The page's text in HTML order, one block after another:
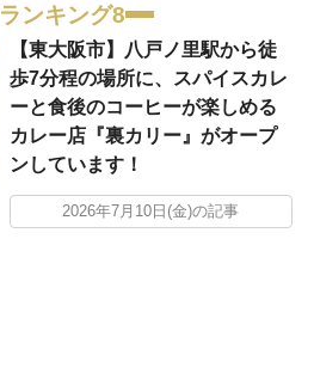
ランキング8
【東大阪市】八戸ノ里駅から徒
歩7分程の場所に、スパイスカレ
ーと食後のコーヒーが楽しめる
カレー店『裏カリー』がオープ
ンしています！
2026年7月10日(金)の記事